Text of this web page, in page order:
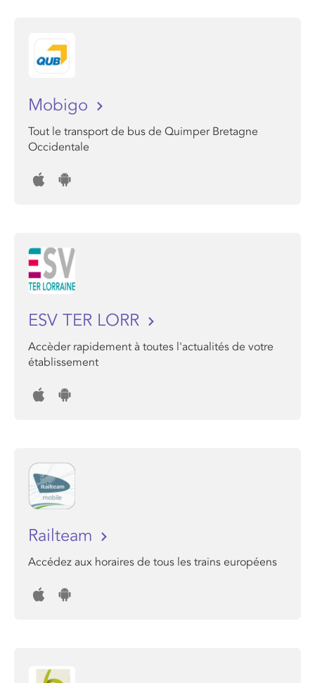
Mobigo
Tout le transport de bus de Quimper Bretagne
Occidentale
ESV TER LORR
Accèder rapidement à toutes l'actualités de votre
établissement
Railteam
Accédez aux horaires de tous les trains européens